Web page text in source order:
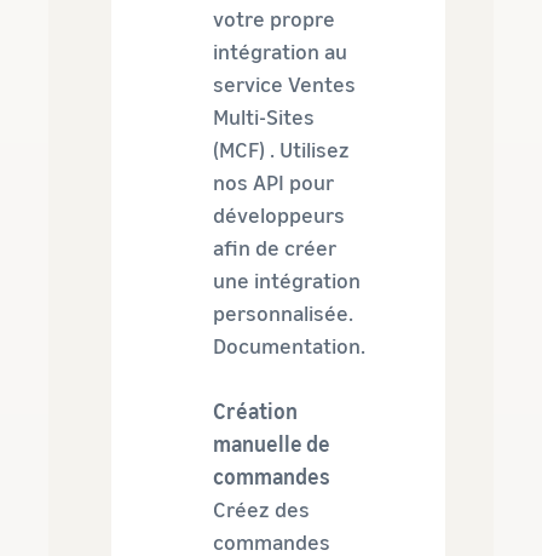
votre propre
intégration au
service Ventes
Multi-Sites
(MCF) . Utilisez
nos API pour
développeurs
afin de créer
une intégration
personnalisée.
Documentation.
Création
manuelle de
commandes
Créez des
commandes